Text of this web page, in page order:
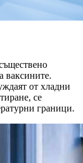
ваксините.
от хладни
се
граници.